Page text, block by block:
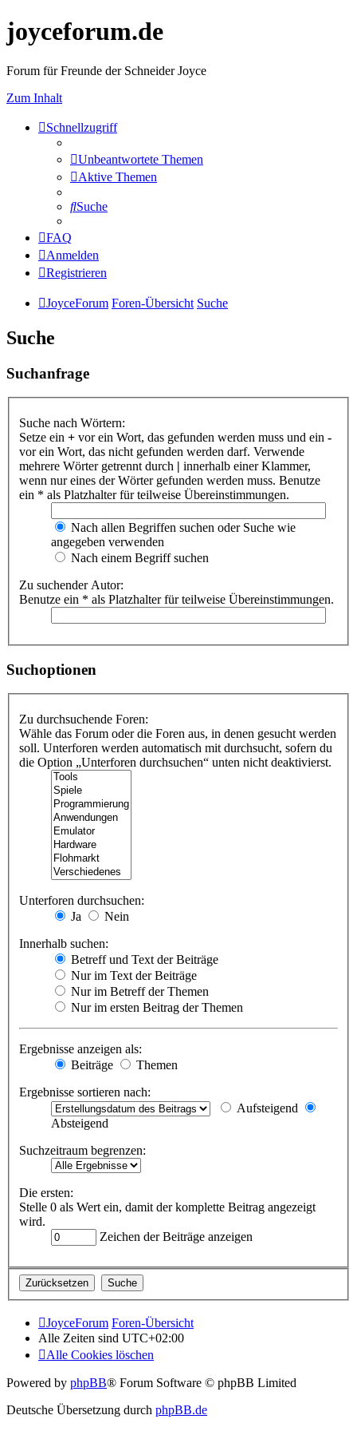
joyceforum.de
Forum für Freunde der Schneider Joyce
Zum Inhalt
Schnellzugriff
Unbeantwortete Themen
Aktive Themen
Suche
FAQ
Anmelden
Registrieren
JoyceForum Foren-Übersicht Suche
Suche
Suchanfrage
Suche nach Wörtern:
Setze ein + vor ein Wort, das gefunden werden muss und ein -
vor ein Wort, das nicht gefunden werden darf. Verwende
mehrere Wörter getrennt durch | innerhalb einer Klammer,
wenn nur eines der Wörter gefunden werden muss. Benutze
ein * als Platzhalter für teilweise Übereinstimmungen.
Nach allen Begriffen suchen oder Suche wie
angegeben verwenden
Nach einem Begriff suchen
Zu suchender Autor:
Benutze ein * als Platzhalter für teilweise Übereinstimmungen.
Suchoptionen
Zu durchsuchende Foren:
Wähle das Forum oder die Foren aus, in denen gesucht werden
soll. Unterforen werden automatisch mit durchsucht, sofern du
die Option „Unterforen durchsuchen“ unten nicht deaktivierst.
Unterforen durchsuchen:
Ja
Nein
Innerhalb suchen:
Betreff und Text der Beiträge
Nur im Text der Beiträge
Nur im Betreff der Themen
Nur im ersten Beitrag der Themen
Ergebnisse anzeigen als:
Beiträge
Themen
Ergebnisse sortieren nach:
Aufsteigend
Absteigend
Suchzeitraum begrenzen:
Die ersten:
Stelle 0 als Wert ein, damit der komplette Beitrag angezeigt
wird.
Zeichen der Beiträge anzeigen
JoyceForum Foren-Übersicht
Alle Zeiten sind UTC+02:00
Alle Cookies löschen
Powered by phpBB® Forum Software © phpBB Limited
Deutsche Übersetzung durch phpBB.de